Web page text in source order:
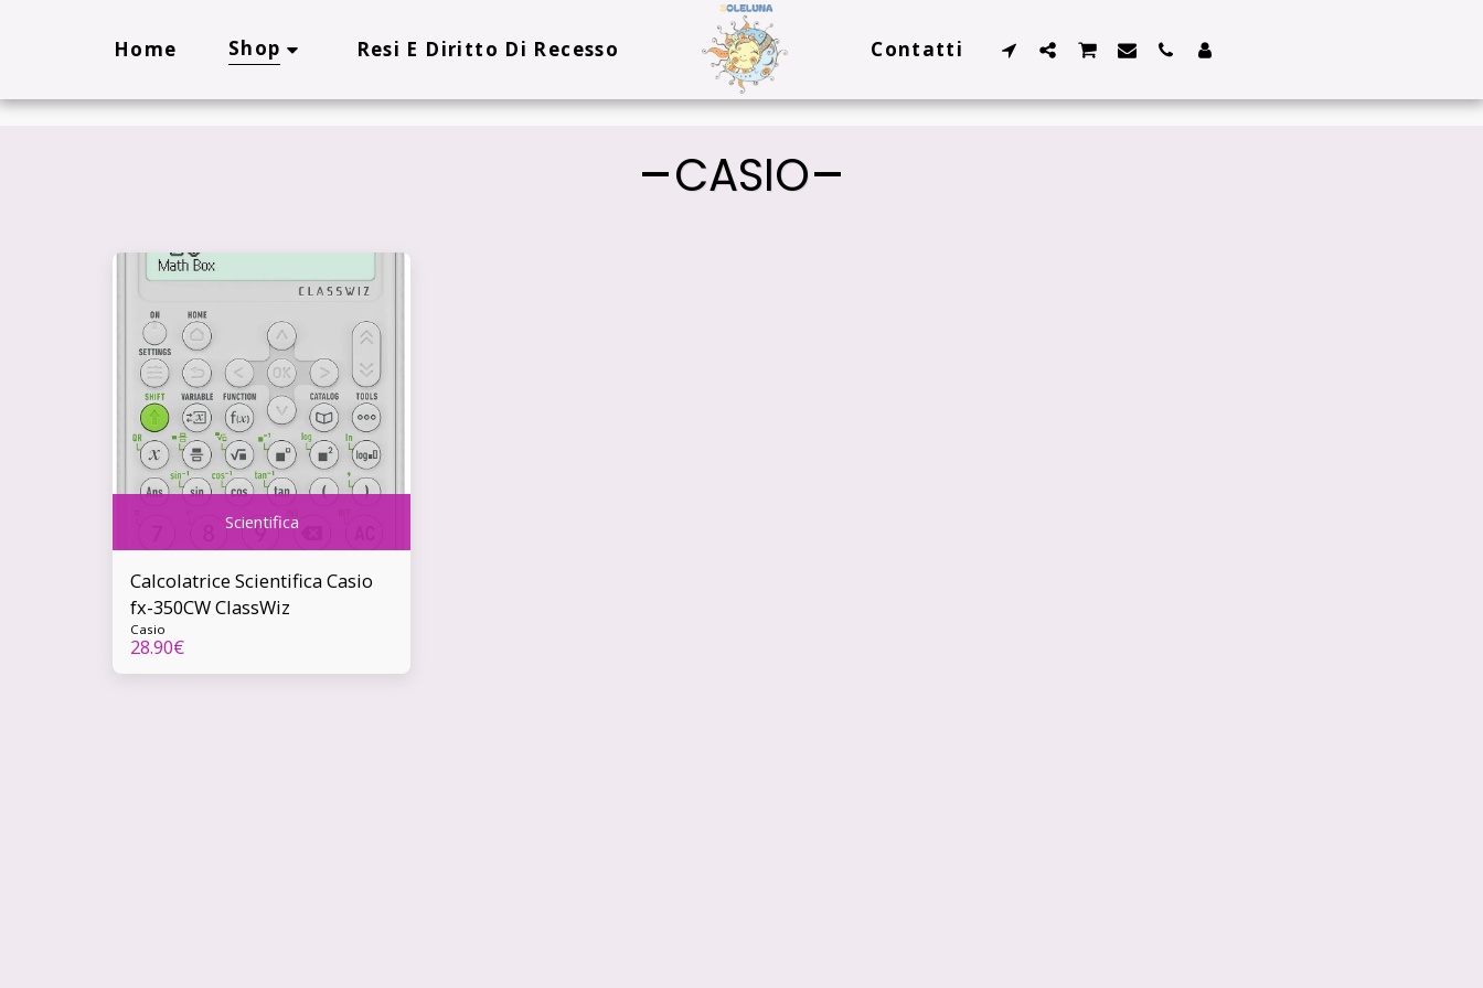
Home Shop Resi E Diritto Di Recesso Contatti
CASIO
Scientifica
Calcolatrice Scientifica Casio
fx-350CW ClassWiz
Casio
28.90€